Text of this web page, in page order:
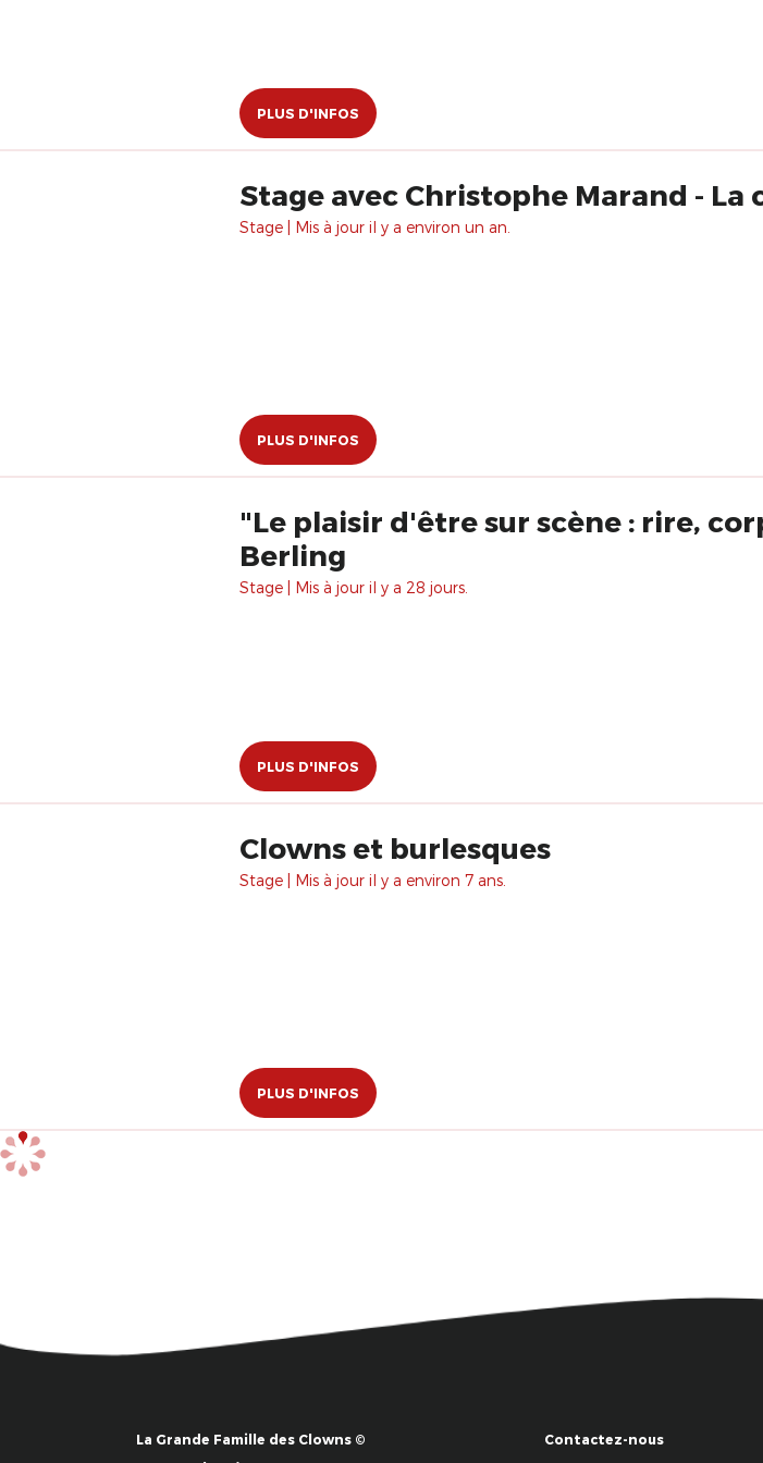
PLUS D'INFOS
Stage avec Christophe Marand -
Stage | Mis à jour il y a environ un an.
PLUS D'INFOS
"Le plaisir d'être sur scène : rire,
Berling
Stage | Mis à jour il y a 28 jours.
PLUS D'INFOS
Clowns et burlesques
Stage | Mis à jour il y a environ 7 ans.
PLUS D'INFOS
La Grande Famille des Clowns ©
Contactez-nous